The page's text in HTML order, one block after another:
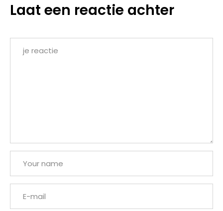
Laat een reactie achter